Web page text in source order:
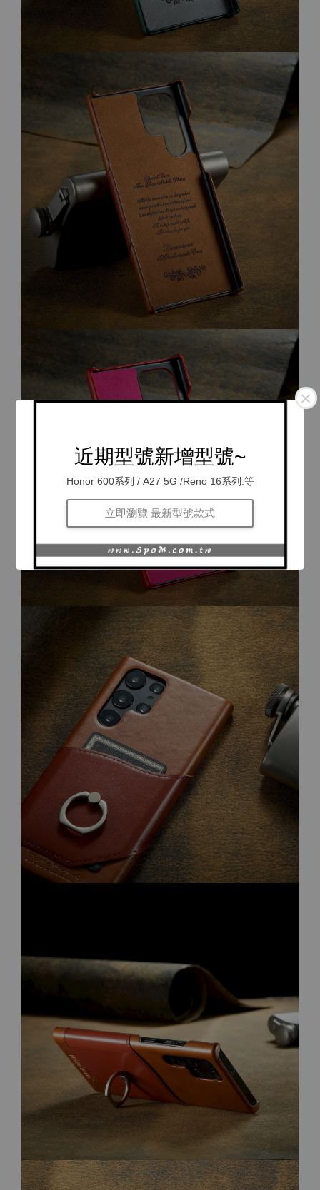
近期型號新增型號~
Honor 600系列 / A27 5G /Reno 16系列.等
立即瀏覽 最新型號款式